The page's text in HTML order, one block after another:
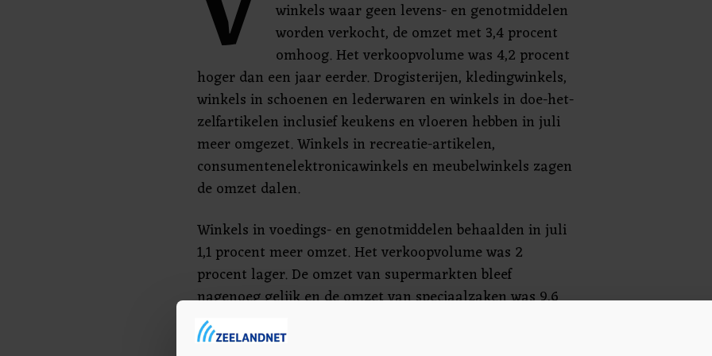
winkels waar geen levens- en genotmiddelen
worden verkocht, de omzet met 3,4 procent
omhoog. Het verkoopvolume was 4,2 procent
hoger dan een jaar eerder. Drogisterijen, kledingwinkels,
winkels in schoenen en lederwaren en winkels in doe-het-
zelfartikelen inclusief keukens en vloeren hebben in juli
meer omgezet. Winkels in recreatie-artikelen,
consumentenelektronicawinkels en meubelwinkels zagen
de omzet dalen.
Winkels in voedings- en genotmiddelen behaalden in juli
1,1 procent meer omzet. Het verkoopvolume was 2
procent lager. De omzet van supermarkten bleef
nagenoeg gelijk en de omzet van speciaalzaken was 9,6
procent hoger.